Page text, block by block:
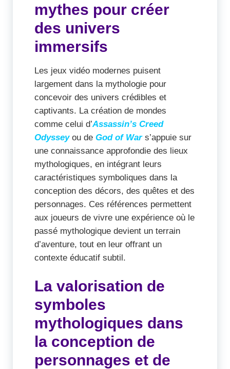
mythes pour créer
des univers
immersifs
Les jeux vidéo modernes puisent
largement dans la mythologie pour
concevoir des univers crédibles et
captivants. La création de mondes
comme celui d’Assassin’s Creed
Odysseyou de God of Wars’appuie sur
une connaissance approfondie des lieux
mythologiques, en intégrant leurs
caractéristiques symboliques dans la
conception des décors, des quêtes et des
personnages. Ces références permettent
aux joueurs de vivre une expérience où le
passé mythologique devient un terrain
d’aventure, tout en leur offrant un
contexte éducatif subtil.
La valorisation de
symboles
mythologiques dans
la conception de
personnages et de